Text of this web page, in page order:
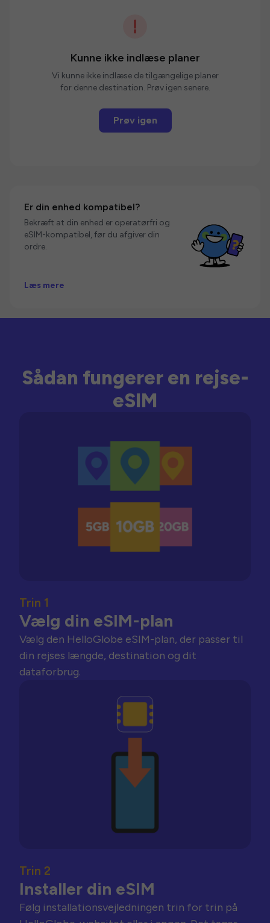
Kunne ikke indlæse planer
Vi kunne ikke indlæse de tilgængelige planer
for denne destination. Prøv igen senere.
Prøv igen
Er din enhed kompatibel?
Bekræft at din enhed er operatørfri og
eSIM-kompatibel, før du afgiver din
ordre.
Læs mere
Sådan fungerer en rejse-
eSIM
Trin 1
Vælg din eSIM-plan
Vælg den HelloGlobe eSIM-plan, der passer til
din rejses længde, destination og dit
dataforbrug.
Trin 2
Installer din eSIM
Følg installationsvejledningen trin for trin på